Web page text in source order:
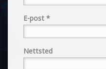
E-post *
Nettsted